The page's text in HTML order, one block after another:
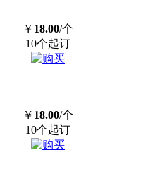
￥ 18.00/个
10个起订
￥ 18.00/个
10个起订